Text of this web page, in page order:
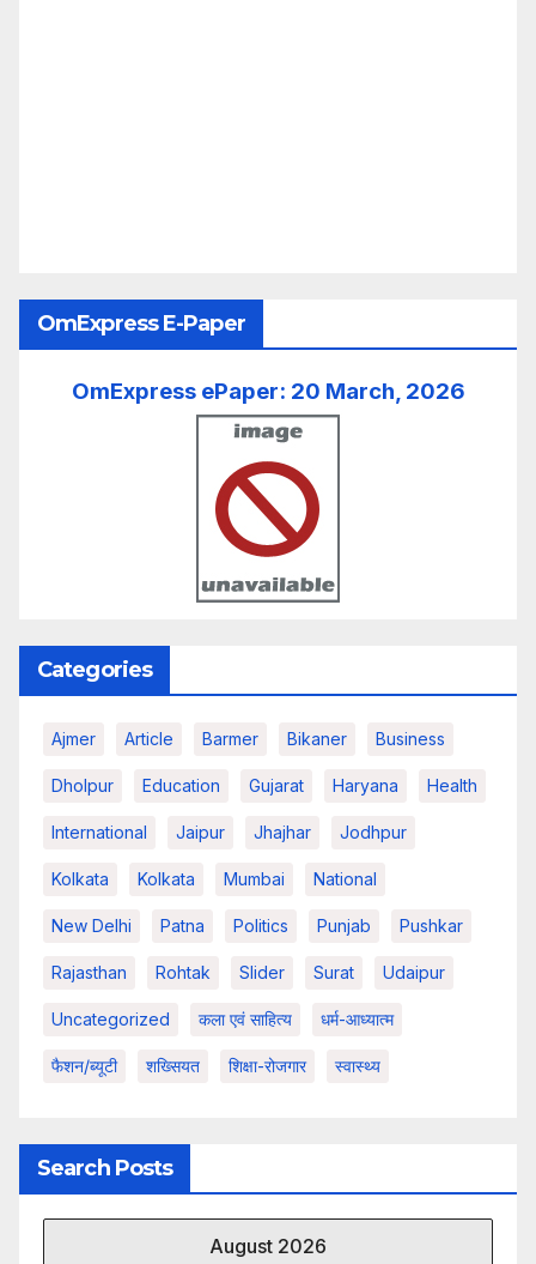
OmExpress E-Paper
OmExpress ePaper: 20 March, 2026
Categories
Ajmer Article Barmer Bikaner Business
Dholpur Education Gujarat Haryana Health
International Jaipur Jhajhar Jodhpur
Kolkata Kolkata Mumbai National
New Delhi Patna Politics Punjab Pushkar
Rajasthan Rohtak Slider Surat Udaipur
Uncategorized कला एवं साहित्य धर्म-आध्यात्म
फैशन/ब्यूटी शख्सियत शिक्षा-रोजगार स्वास्थ्य
Search Posts
August 2026